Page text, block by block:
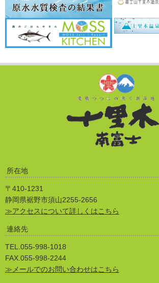
所在地
〒410-1231
静岡県裾野市須山2255-2656
≫アクセスについて詳しくはこちら
連絡先
TEL.055-998-1018
FAX.055-998-2244
≫メールでのお問い合わせはこちら